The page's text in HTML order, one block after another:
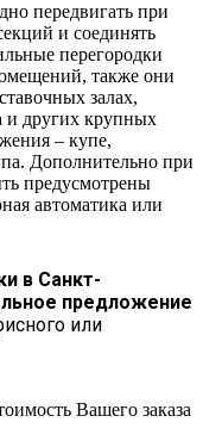
передвигать при
и соединять
перегородки
также они
залах,
и других крупных
– купе,
Дополнительно при
предусмотрены
автоматика или
в Санкт-
предложение
или
Вашего заказа